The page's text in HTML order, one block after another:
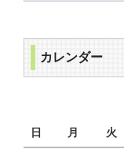
カレンダー
日
月 火